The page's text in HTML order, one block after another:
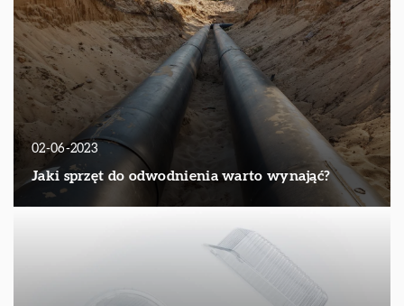
02-06-2023
Jaki sprzęt do odwodnienia warto wynająć?